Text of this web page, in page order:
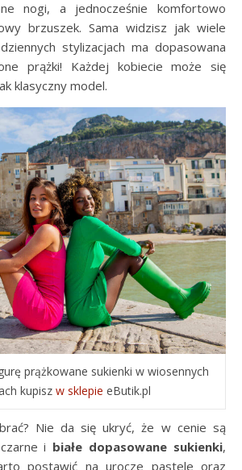
nogi, a jednocześnie komfortowo
brzuszek. Sama widzisz jak wiele
stylizacjach ma dopasowana
prążki! Każdej kobiecie może się
klasyczny model.
prążkowane sukienki w wiosennych
kupisz w sklepie eButik.pl
Nie da się ukryć, że w cenie są
i białe dopasowane sukienki,
postawić na urocze pastele oraz